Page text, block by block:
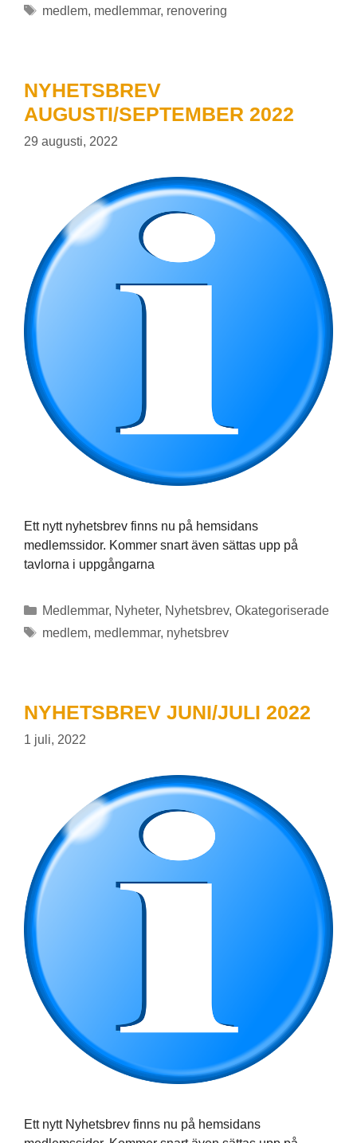
Etiketter
medlem, medlemmar, renovering
NYHETSBREV
AUGUSTI/SEPTEMBER 2022
29 augusti, 2022
Ett nytt nyhetsbrev finns nu på hemsidans
medlemssidor. Kommer snart även sättas upp på
tavlorna i uppgångarna
Kategorier
Medlemmar, Nyheter, Nyhetsbrev, Okategoriserade
Etiketter
medlem, medlemmar, nyhetsbrev
NYHETSBREV JUNI/JULI 2022
1 juli, 2022
Ett nytt Nyhetsbrev finns nu på hemsidans